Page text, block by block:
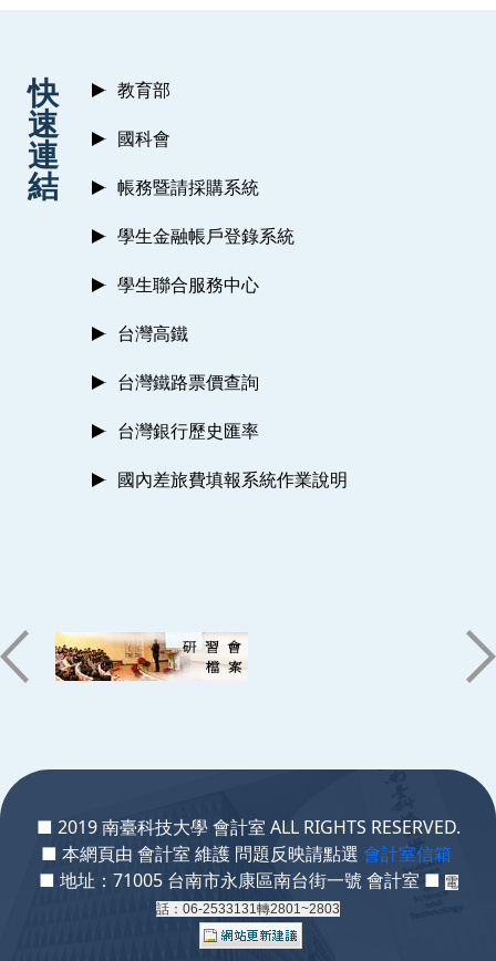
快
速
連
結
教育部
國科會
帳務暨請採購系統
學生金融帳戶登錄系統
學生聯合服務中心
台灣高鐵
台灣鐵路票價查詢
台灣銀行歷史匯率
國內差旅費填報系統作業說明
■ 2019 南臺科技大學 會計室 ALL RIGHTS RESERVED.
■ 本網頁由 會計室 維護 問題反映請點選 會計室信箱
■ 地址：71005 台南市永康區南台街一號 會計室 ■ 電
話：06-2533131轉2801~2803